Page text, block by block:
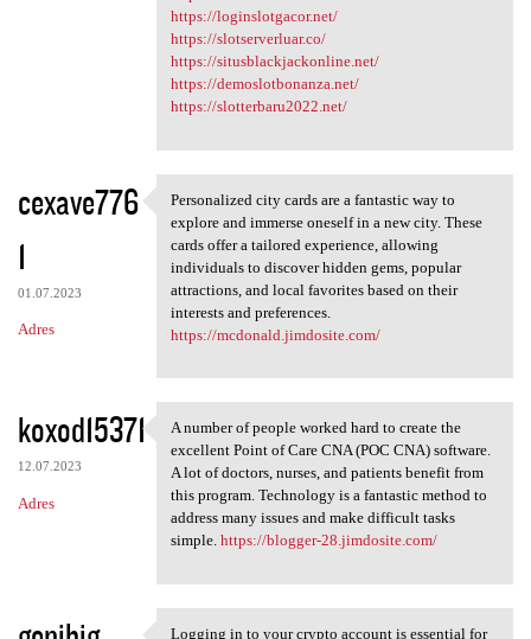
https://loginslotgacor.net/
https://slotserverluar.co/
https://situsblackjackonline.net/
https://demoslotbonanza.net/
https://slotterbaru2022.net/
cexave776
1
01.07.2023
Adres
Personalized city cards are a
Personalized city cards are a fantastic way to
explore and immerse oneself in a new city. These
cards offer a tailored experience, allowing
individuals to discover hidden gems, popular
attractions, and local favorites based on their
interests and preferences.
https://mcdonald.jimdosite.com/
koxod15371
12.07.2023
Adres
A number of people worked
A number of people worked hard to create the
excellent Point of Care CNA (POC CNA) software.
A lot of doctors, nurses, and patients benefit from
this program. Technology is a fantastic method to
address many issues and make difficult tasks
simple. https://blogger-28.jimdosite.com/
Logging in to your crypto account is essential for